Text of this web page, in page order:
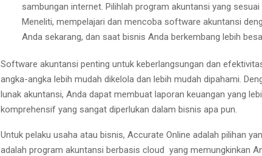
sambungan internet. Pilihlah program akuntansi yang
Meneliti, mempelajari dan mencoba software akuntansi
Anda sekarang, dan saat bisnis Anda berkembang lebih
Software akuntansi penting untuk keberlangsungan dan
angka-angka lebih mudah dikelola dan lebih mudah dipahami.
lunak akuntansi, Anda dapat membuat laporan keuangan yang
komprehensif yang sangat diperlukan dalam bisnis apa pun.
Untuk pelaku usaha atau bisnis, Accurate Online adalah pilihan
adalah program akuntansi berbasis cloud yang memungkinkan